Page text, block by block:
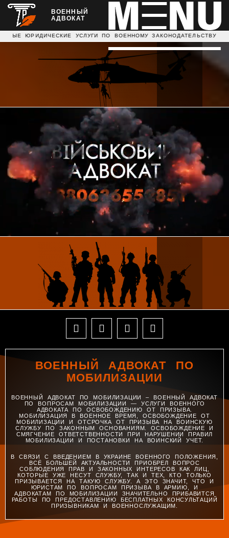
ВОЕННЫЙ
АДВОКАТ
УСЛУГИ ПО ВОЕННОМУ ЗАКОНОДАТЕЛЬСТВУ
ВОЕННЫЙ АДВОКАТ ПО
МОБИЛИЗАЦИИ
ВОЕННЫЙ АДВОКАТ ПО МОБИЛИЗАЦИИ – ВОЕННЫЙ АДВОКАТ
ПО ВОПРОСАМ МОБИЛИЗАЦИИ — УСЛУГИ ВОЕННОГО
АДВОКАТА ПО ОСВОБОЖДЕНИЮ ОТ ПРИЗЫВА.
МОБИЛИЗАЦИЯ В ВОЕННОЕ ВРЕМЯ, ОСВОБОЖДЕНИЕ ОТ
МОБИЛИЗАЦИИ И ОТСРОЧКА ОТ ПРИЗЫВА НА ВОИНСКУЮ
СЛУЖБУ ПО ЗАКОННЫМ ОСНОВАНИЯМ. ОСВОБОЖДЕНИЕ И
СМЯГЧЕНИЕ ОТВЕТСТВЕННОСТИ ПРИ НАРУШЕНИИ ПРАВИЛ
МОБИЛИЗАЦИИ И ПОСТАНОВКИ НА ВОИНСКИЙ УЧЕТ.
В СВЯЗИ С ВВЕДЕНИЕМ В УКРАИНЕ ВОЕННОГО ПОЛОЖЕНИЯ,
ВСЁ БОЛЬШЕЙ АКТУАЛЬНОСТИ ПРИОБРЕЛ ВОПРОС
СОБЛЮДЕНИЯ ПРАВ И ЗАКОННЫХ ИНТЕРЕСОВ КАК ЛИЦ,
КОТОРЫЕ УЖЕ НЕСУТ СЛУЖБУ, ТАК И ТЕХ, КТО ТОЛЬКО
ПРИЗЫВАЕТСЯ НА ТАКУЮ СЛУЖБУ. А ЭТО ЗНАЧИТ, ЧТО И
ЮРИСТАМ ПО ВОПРОСАМ ПРИЗЫВА В АРМИЮ, И
АДВОКАТАМ ПО МОБИЛИЗАЦИИ ЗНАЧИТЕЛЬНО ПРИБАВИТСЯ
РАБОТЫ ПО ПРЕДОСТАВЛЕНИЮ БЕСПЛАТНЫХ КОНСУЛЬТАЦИЙ
ПРИЗЫВНИКАМ И ВОЕННОСЛУЖАЩИМ.